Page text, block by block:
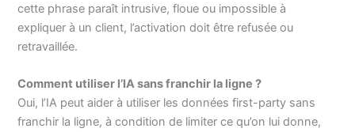
cette phrase paraît intrusive, floue ou impossible à
expliquer à un client, l’activation doit être refusée ou
retravaillée.
Comment utiliser l’IA sans franchir la ligne ?
Oui, l’IA peut aider à utiliser les données first-party sans
franchir la ligne, à condition de limiter ce qu’on lui donne,